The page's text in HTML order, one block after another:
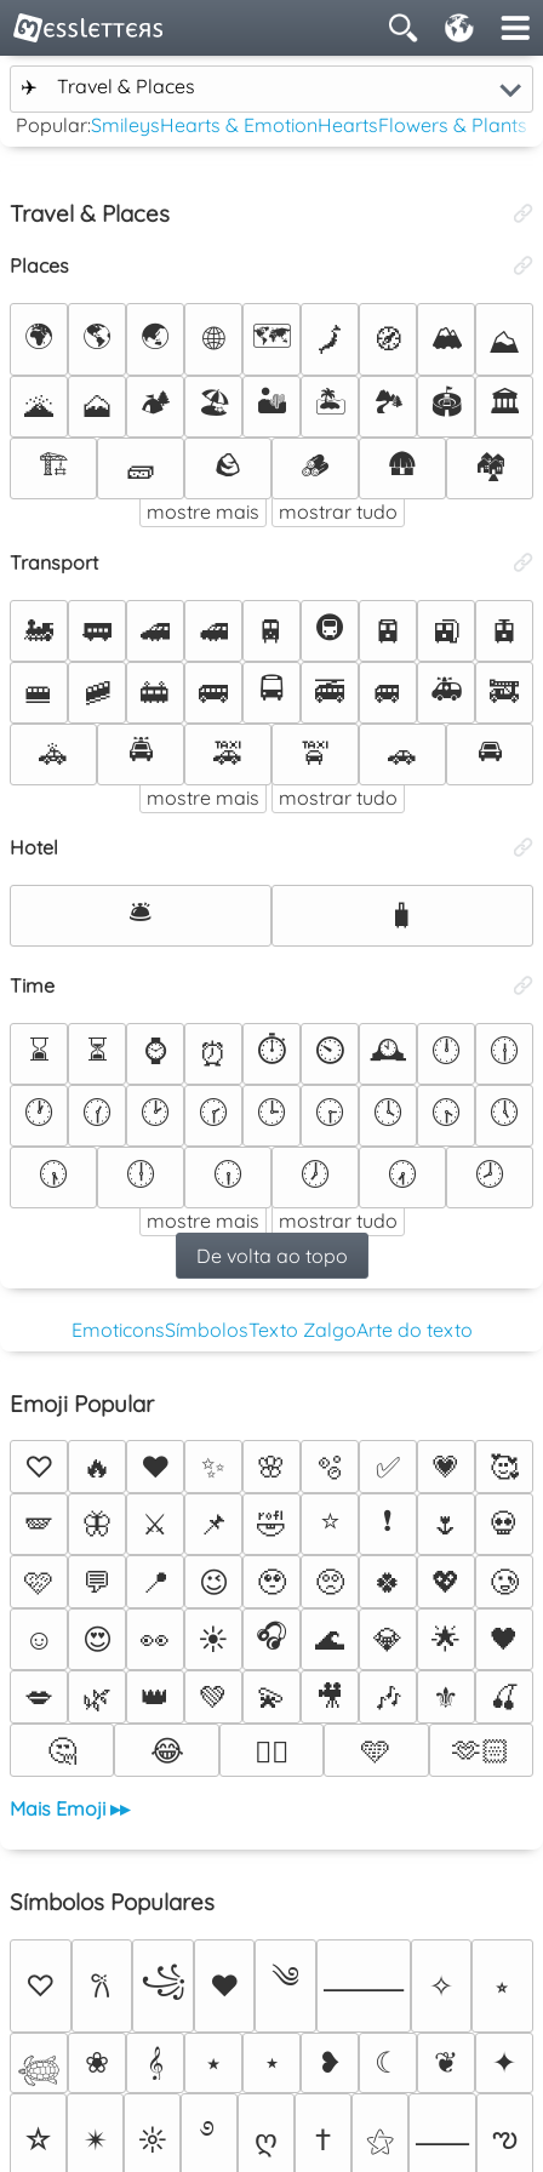
✈️
Travel & Places
Popular:SmileysHearts & EmotionHeartsFlowers & Plants
Travel & Places
Places
🌍 🌎 🌏 🌐 🗺️ 🗾 🧭 🏔️
⛰️
🌋
🗻 🏕️ 🏖️ 🏜️ 🏝️ 🏞️ 🏟️
🏛️
🏗️
🧱 🪨 🪵 🛖 🏘️
mostre mais mostrar tudo
Transport
🚂 🚃 🚄 🚅 🚆 🚇 🚈 🚉
🚊
🚝
🚞 🚋 🚌 🚍 🚎 🚐 🚑
🚒
🚓
🚔 🚕 🚖 🚗 🚘
mostre mais mostrar tudo
Hotel
🛎️ 🧳
Time
⌛ ⏳ ⌚ ⏰ ⏱️ ⏲️ 🕰️ 🕛
🕧
🕐
🕜 🕑 🕝 🕒 🕞 🕓 🕟
🕔
🕠
🕕 🕡 🕖 🕢 🕗
mostre mais
mostrar tudo
De volta ao topo
EmoticonsSímbolosTexto ZalgoArte do texto
Emoji Popular
♡ 🔥 ❤️ ✨ 🌸 🫧 ✅ 💗
🥰
🪽
🦋 ⚔️ 📌 🤣 ⭐ ❗ 🌷
💀
🩷
💬 📍 😉 🥹 🥺 🍀 💖
🥲
☺️
😍 👀 ☀️ 🎧 🌊 💎 🌟
🖤
💋
🌿 👑 💚 💫 🎥 🎶 ⚜️
🍒
🤔
😂 ❤️‍🔥 🩵 🫶🏻
Mais Emoji ▸▸
Símbolos Populares
♡ 𐙚 ꧁ ♥ ༄ ⸻ ✧ ⭒
𓆉 ❀ 𝄞 ⭑ ⋆ ❥ ☾ ❦ ✦
☆ ✴︎ ☼ ࿔ ღ † ⚝ ⸺ ఌ